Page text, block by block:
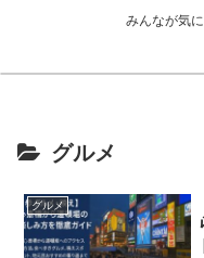
みんなが気
グルメ
グルメ